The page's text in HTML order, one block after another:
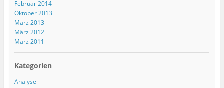
Februar 2014
Oktober 2013
März 2013
März 2012
März 2011
Kategorien
Analyse